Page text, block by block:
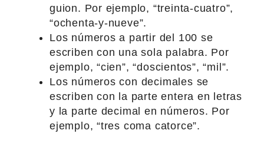
guion. Por ejemplo, “treinta-cuatro”,
“ochenta-y-nueve”.
Los números a partir del 100 se
escriben con una sola palabra. Por
ejemplo, “cien”, “doscientos”, “mil”.
Los números con decimales se
escriben con la parte entera en letras
y la parte decimal en números. Por
ejemplo, “tres coma catorce”.